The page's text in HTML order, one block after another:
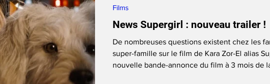
News Supergirl : nouveau trailer !
De nombreuses questions existent chez les
super-famille sur le film de Kara Zor-El alias
nouvelle bande-annonce du film à 3 mois de
Films